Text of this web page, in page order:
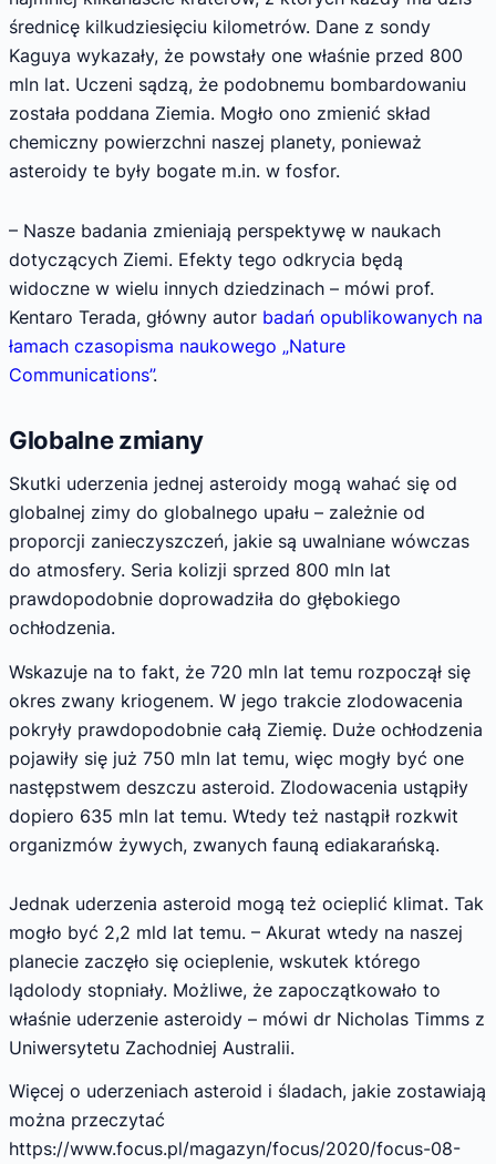
średnicę kilkudziesięciu kilometrów. Dane z sondy
Kaguya wykazały, że powstały one właśnie przed 800
mln lat. Uczeni sądzą, że podobnemu bombardowaniu
została poddana Ziemia. Mogło ono zmienić skład
chemiczny powierzchni naszej planety, ponieważ
asteroidy te były bogate m.in. w fosfor.
– Nasze badania zmieniają perspektywę w naukach
dotyczących Ziemi. Efekty tego odkrycia będą
widoczne w wielu innych dziedzinach – mówi prof.
Kentaro Terada, główny autor badań opublikowanych na
łamach czasopisma naukowego „Nature
Communications”.
Globalne zmiany
Skutki uderzenia jednej asteroidy mogą wahać się od
globalnej zimy do globalnego upału – zależnie od
proporcji zanieczyszczeń, jakie są uwalniane wówczas
do atmosfery. Seria kolizji sprzed 800 mln lat
prawdopodobnie doprowadziła do głębokiego
ochłodzenia.
Wskazuje na to fakt, że 720 mln lat temu rozpoczął się
okres zwany kriogenem. W jego trakcie zlodowacenia
pokryły prawdopodobnie całą Ziemię. Duże ochłodzenia
pojawiły się już 750 mln lat temu, więc mogły być one
następstwem deszczu asteroid. Zlodowacenia ustąpiły
dopiero 635 mln lat temu. Wtedy też nastąpił rozkwit
organizmów żywych, zwanych fauną ediakarańską.
Jednak uderzenia asteroid mogą też ocieplić klimat. Tak
mogło być 2,2 mld lat temu. – Akurat wtedy na naszej
planecie zaczęło się ocieplenie, wskutek którego
lądolody stopniały. Możliwe, że zapoczątkowało to
właśnie uderzenie asteroidy – mówi dr Nicholas Timms z
Uniwersytetu Zachodniej Australii.
Więcej o uderzeniach asteroid i śladach, jakie zostawiają
można przeczytać
https://www.focus.pl/magazyn/focus/2020/focus-08-